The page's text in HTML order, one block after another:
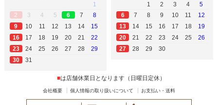
1
2
3 4 5 6 7
8
9
10 11 12 13 14
15
16
17 18 19 20 21
22
23
24 25 26 27 28
29
30
31
1
2 3 4
5
6
7 8 9 10 11
12
13
14 15 16 17 18
19
20
21 22 23 24 25
26
27
28 29 30
■は店舗休業日となります（日曜日定休）
会社概要 個人情報の取り扱いについて お支払い・送料